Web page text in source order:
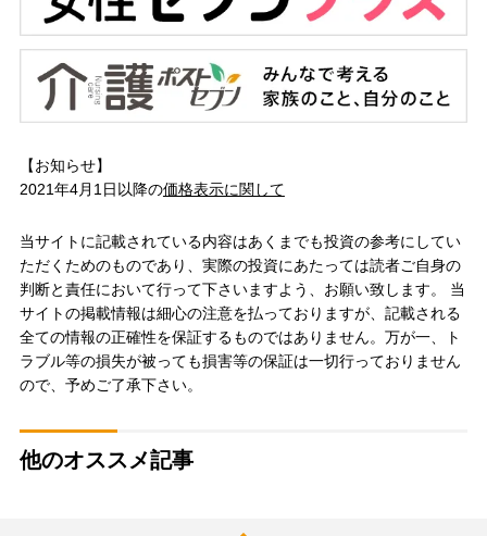
【お知らせ】
2021年4月1日以降の価格表示に関して
当サイトに記載されている内容はあくまでも投資の参考にしてい
ただくためのものであり、実際の投資にあたっては読者ご自身の
判断と責任において行って下さいますよう、お願い致します。 当
サイトの掲載情報は細心の注意を払っておりますが、記載される
全ての情報の正確性を保証するものではありません。万が一、ト
ラブル等の損失が被っても損害等の保証は一切行っておりません
ので、予めご了承下さい。
他のオススメ記事